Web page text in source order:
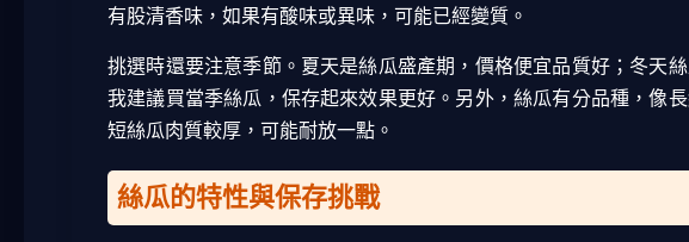
有股清香味，如果有酸味或異味，可能已經變質。
挑選時還要注意季節。夏天是絲瓜盛產期，價格便宜品質好；冬天
我建議買當季絲瓜，保存起來效果更好。另外，絲瓜有分品種，像
短絲瓜肉質較厚，可能耐放一點。
絲瓜的特性與保存挑戰